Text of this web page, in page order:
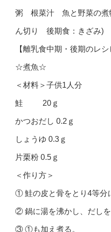
粥 根菜汁 魚と野菜の煮
ん切り 後期食：きざみ)
【離乳食中期・後期のレシ
☆煮魚☆
＜材料＞子供1人分
鮭 20ｇ
かつおだし 0.2ｇ
しょうゆ 0.3ｇ
片栗粉 0.5ｇ
＜作り方＞
① 鮭の皮と骨をとり4等分
② 鍋に湯を沸かし、だし
③ ①も加え煮る。